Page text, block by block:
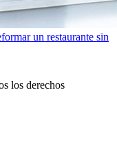
un restaurante sin
los derechos